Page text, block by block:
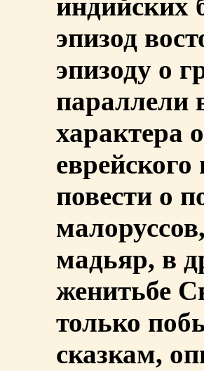
индийских
эпизод
эпизоду о
параллели
характера
повести о
мадьяр, в
женитьбе
только
сказкам,